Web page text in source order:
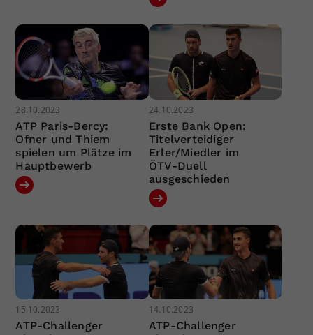
28.10.2023
ATP Paris-Bercy:
Ofner und Thiem
spielen um Plätze im
Hauptbewerb
24.10.2023
Erste Bank Open:
Titelverteidiger
Erler/Miedler im
ÖTV-Duell
ausgeschieden
15.10.2023
ATP-Challenger
14.10.2023
ATP-Challenger